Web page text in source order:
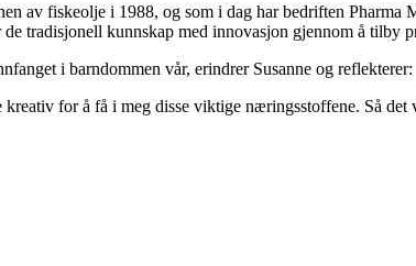
av fiskeolje i 1988, og som i dag har bedriften
tradisjonell kunnskap med innovasjon gjennom å tilby
i barndommen vår, erindrer Susanne og reflekterer:
for å få i meg disse viktige næringsstoffene. Så